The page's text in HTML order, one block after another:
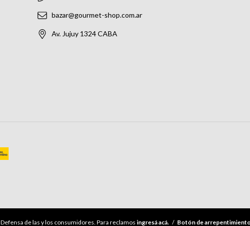
bazar@gourmet-shop.com.ar
Av. Jujuy 1324 CABA
Defensa de las y los consumidores. Para reclamos ingresá acá. / Botón de